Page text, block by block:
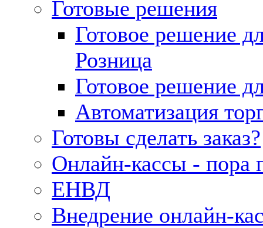
Готовые решения
Готовое решение
Розница
Готовое решение
Автоматизация
Готовы сделать заказ?
Онлайн-кассы - пора
ЕНВД
Внедрение онлайн-